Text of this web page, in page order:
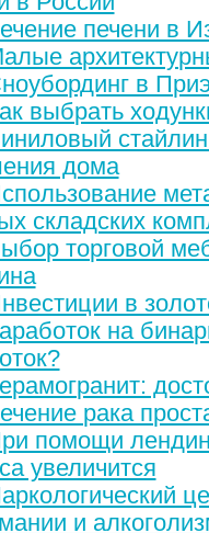
печени в
в
выбрать
дома
складских
торговой
в
на
рака
помощи
увеличится
и